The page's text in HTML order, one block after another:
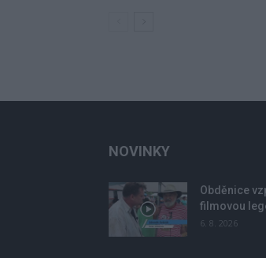
NOVINKY
Obděnice
filmovou
6. 8. 2026